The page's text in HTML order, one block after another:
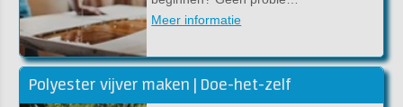
Meer informatie
Polyester vijver maken | Doe-het-zelf